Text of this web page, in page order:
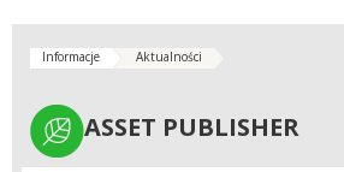
Informacje Aktualności
ASSET PUBLISHER
ASSET PUBLISHER